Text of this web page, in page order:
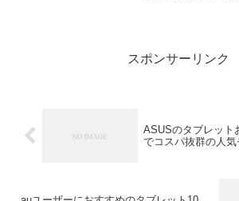
スポンサーリンク
ASUSのタブレット
でコスパ抜群の人